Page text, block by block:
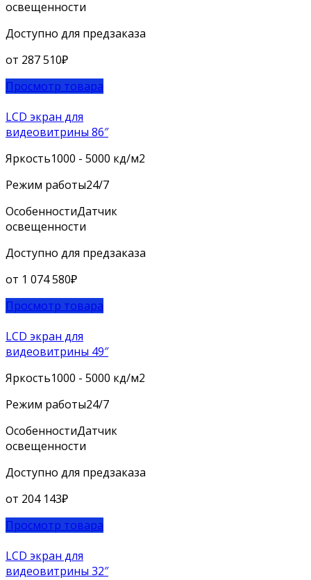
освещенности
Доступно для предзаказа
от 287 510₽
Просмотр товара
LCD экран для
видеовитрины 86″
Яркость1000 - 5000 кд/м2
Режим работы24/7
ОсобенностиДатчик
освещенности
Доступно для предзаказа
от 1 074 580₽
Просмотр товара
LCD экран для
видеовитрины 49″
Яркость1000 - 5000 кд/м2
Режим работы24/7
ОсобенностиДатчик
освещенности
Доступно для предзаказа
от 204 143₽
Просмотр товара
LCD экран для
видеовитрины 32″